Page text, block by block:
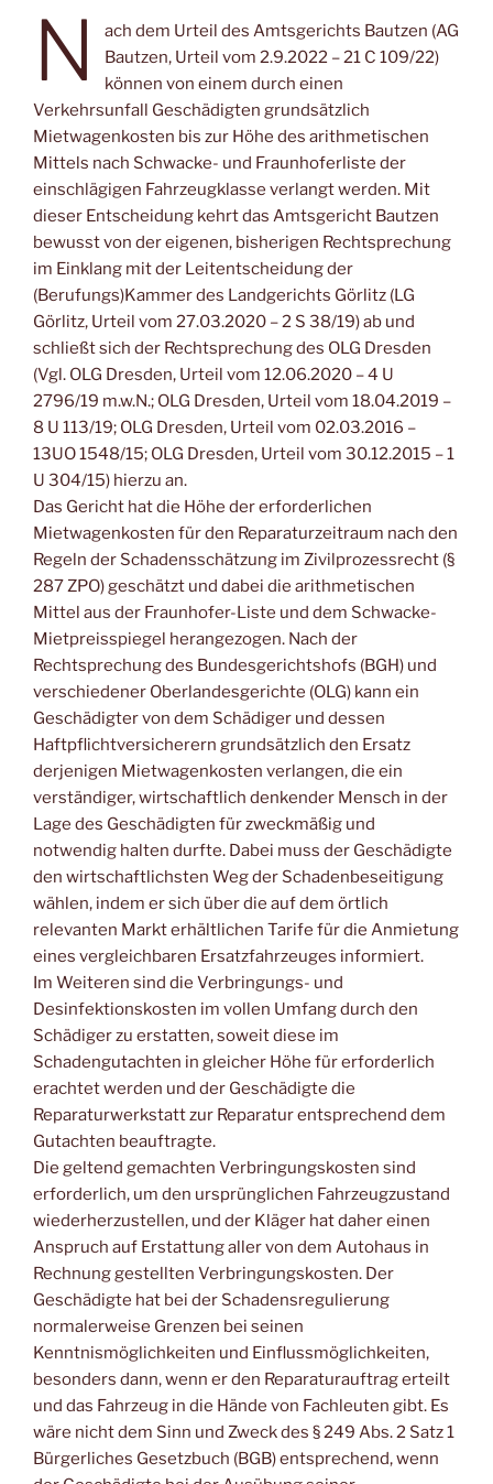
N
ach dem Urteil des Amtsgerichts Bautzen (AG
Bautzen, Urteil vom 2.9.2022 – 21 C 109/22)
können von einem durch einen
Verkehrsunfall Geschädigten grundsätzlich
Mietwagenkosten bis zur Höhe des arithmetischen
Mittels nach Schwacke- und Fraunhoferliste der
einschlägigen Fahrzeugklasse verlangt werden. Mit
dieser Entscheidung kehrt das Amtsgericht Bautzen
bewusst von der eigenen, bisherigen Rechtsprechung
im Einklang mit der Leitentscheidung der
(Berufungs)Kammer des Landgerichts Görlitz (LG
Görlitz, Urteil vom 27.03.2020 – 2 S 38/19) ab und
schließt sich der Rechtsprechung des OLG Dresden
(Vgl. OLG Dresden, Urteil vom 12.06.2020 – 4 U
2796/19 m.w.N.; OLG Dresden, Urteil vom 18.04.2019 –
8 U 113/19; OLG Dresden, Urteil vom 02.03.2016 –
13UO 1548/15; OLG Dresden, Urteil vom 30.12.2015 – 1
U 304/15) hierzu an.
Das Gericht hat die Höhe der erforderlichen
Mietwagenkosten für den Reparaturzeitraum nach den
Regeln der Schadensschätzung im Zivilprozessrecht (§
287 ZPO) geschätzt und dabei die arithmetischen
Mittel aus der Fraunhofer-Liste und dem Schwacke-
Mietpreisspiegel herangezogen. Nach der
Rechtsprechung des Bundesgerichtshofs (BGH) und
verschiedener Oberlandesgerichte (OLG) kann ein
Geschädigter von dem Schädiger und dessen
Haftpflichtversicherern grundsätzlich den Ersatz
derjenigen Mietwagenkosten verlangen, die ein
verständiger, wirtschaftlich denkender Mensch in der
Lage des Geschädigten für zweckmäßig und
notwendig halten durfte. Dabei muss der Geschädigte
den wirtschaftlichsten Weg der Schadenbeseitigung
wählen, indem er sich über die auf dem örtlich
relevanten Markt erhältlichen Tarife für die Anmietung
eines vergleichbaren Ersatzfahrzeuges informiert.
Im Weiteren sind die Verbringungs- und
Desinfektionskosten im vollen Umfang durch den
Schädiger zu erstatten, soweit diese im
Schadengutachten in gleicher Höhe für erforderlich
erachtet werden und der Geschädigte die
Reparaturwerkstatt zur Reparatur entsprechend dem
Gutachten beauftragte.
Die geltend gemachten Verbringungskosten sind
erforderlich, um den ursprünglichen Fahrzeugzustand
wiederherzustellen, und der Kläger hat daher einen
Anspruch auf Erstattung aller von dem Autohaus in
Rechnung gestellten Verbringungskosten. Der
Geschädigte hat bei der Schadensregulierung
normalerweise Grenzen bei seinen
Kenntnismöglichkeiten und Einflussmöglichkeiten,
besonders dann, wenn er den Reparaturauftrag erteilt
und das Fahrzeug in die Hände von Fachleuten gibt. Es
wäre nicht dem Sinn und Zweck des § 249 Abs. 2 Satz 1
Bürgerliches Gesetzbuch (BGB) entsprechend, wenn